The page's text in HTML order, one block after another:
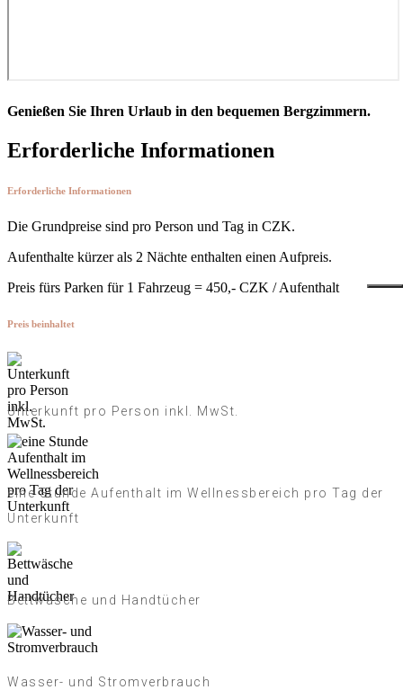
Genießen Sie Ihren Urlaub in den bequemen Bergzimmern.
Erforderliche Informationen
Erforderliche Informationen
Die Grundpreise sind pro Person und Tag in CZK.
Aufenthalte kürzer als 2 Nächte enthalten einen Aufpreis.
Preis fürs Parken für 1 Fahrzeug = 450,- CZK / Aufenthalt
Preis beinhaltet
Unterkunft pro Person inkl. MwSt.
eine Stunde Aufenthalt im Wellnessbereich pro Tag der
Unterkunft
Bettwäsche und Handtücher
Wasser- und Stromverbrauch